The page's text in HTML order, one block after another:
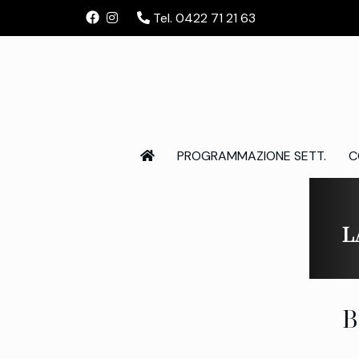
Tel. 0422 71 21 63
PROGRAMMAZIONE SETT.